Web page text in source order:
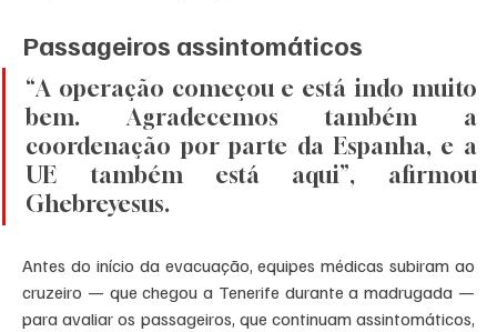
Passageiros assintomáticos
“A operação começou e está indo muito
bem. Agradecemos também a
coordenação por parte da Espanha, e a
UE também está aqui”, afirmou
Ghebreyesus.
Antes do início da evacuação, equipes médicas subiram ao
cruzeiro — que chegou a Tenerife durante a madrugada —
para avaliar os passageiros, que continuam assintomáticos,